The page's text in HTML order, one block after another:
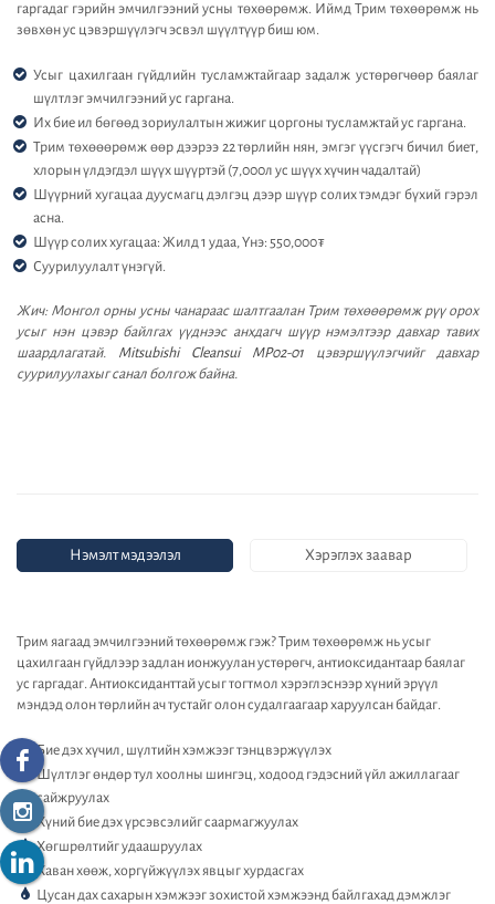
гаргадаг гэрийн эмчилгээний усны төхөөрөмж. Иймд Трим төхөөрөмж нь
зөвхөн ус цэвэршүүлэгч эсвэл шүүлтүүр биш юм.
Усыг цахилгаан гүйдлийн тусламжтайгаар задалж устөрөгчөөр баялаг
шүлтлэг эмчилгээний ус гаргана.
Их бие ил бөгөөд зориулалтын жижиг цоргоны тусламжтай ус гаргана.
Трим төхөөөрөмж өөр дээрээ 22 төрлийн нян, эмгэг үүсгэгч бичил биет,
хлорын үлдэгдэл шүүх шүүртэй (7,000л ус шүүх хүчин чадалтай)
Шүүрний хугацаа дуусмагц дэлгэц дээр шүүр солих тэмдэг бүхий гэрэл
асна.
Шүүр солих хугацаа: Жилд 1 удаа, Үнэ: 550,000₮
Суурилуулалт үнэгүй.
Жич: Монгол орны усны чанараас шалтгаалан Трим төхөөөрөмж рүү орох
усыг нэн цэвэр байлгах үүднээс анхдагч шүүр нэмэлтээр давхар тавих
шаардлагатай. Mitsubishi Cleansui MP02-01 цэвэршүүлэгчийг давхар
суурилуулахыг санал болгож байна.
Нэмэлт мэдээлэл Хэрэглэх заавар
Трим яагаад эмчилгээний төхөөрөмж гэж? Трим төхөөрөмж нь усыг
цахилгаан гүйдлээр задлан ионжуулан устөрөгч, антиоксидантаар баялаг
ус гаргадаг. Антиоксиданттай усыг тогтмол хэрэглэснээр хүний эрүүл
мэндэд олон төрлийн ач тустайг олон судалгаагаар харуулсан байдаг.
Бие дэх хүчил, шүлтийн хэмжээг тэнцвэржүүлэх
Шүлтлэг өндөр тул хоолны шингэц, ходоод гэдэсний үйл ажиллагааг
сайжруулах
Хүний бие дэх үрсэвсэлийг саармагжуулах
Хөгшрөлтийг удаашруулах
Хаван хөөж, хоргүйжүүлэх явцыг хурдасгах
Цусан дах сахарын хэмжээг зохистой хэмжээнд байлгахад дэмжлэг